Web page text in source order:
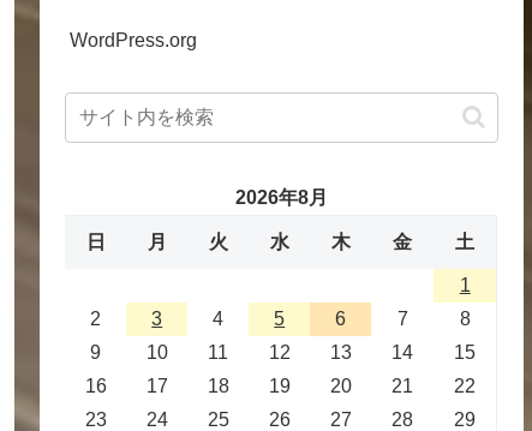
WordPress.org
2026年8月
日 月 火 水 木 金 土
1
2
3 4 5 6 7
8
9
10 11 12 13 14
15
16
17 18 19 20 21
22
23
24 25 26 27 28
29